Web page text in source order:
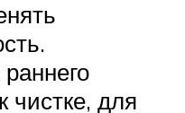
чистке, для